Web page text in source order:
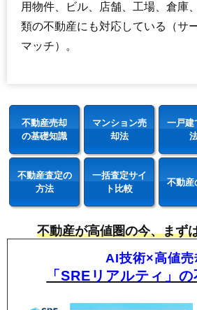
用物件、ビル、店舗、工場、倉庫
類の不動産にも対応している（サ
マッチ）。
不動産売却
の基礎知識
マンション売
却法
一戸建
不動産査定の
方法
一括査定サイ
ト比較
不動産
不動産が高値圏の今、まず
AI技術×高値売
「SREリアルティ」